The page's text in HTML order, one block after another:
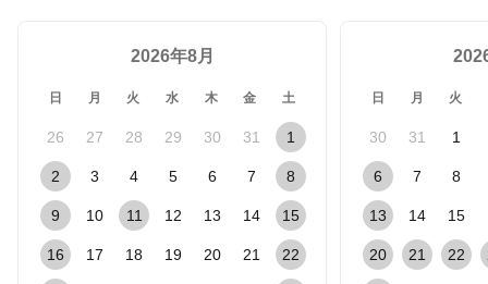
2026年8月
日 月 火 水 木 金 土
26 27 28 29 30 31 1
2 3 4 5 6 7 8
9 10 11 12 13 14 15
16 17 18 19 20 21 22
日 月 火
30 31 1
6 7 8
13 14 15
20 21 22